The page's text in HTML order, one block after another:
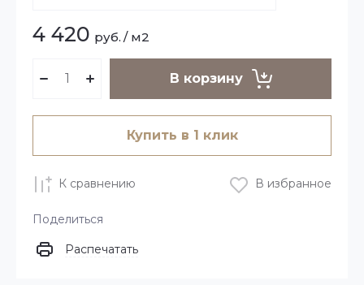
4 420 руб. /м2
В корзину
Купить в 1 клик
К сравнению В избранное
Поделиться
Распечатать